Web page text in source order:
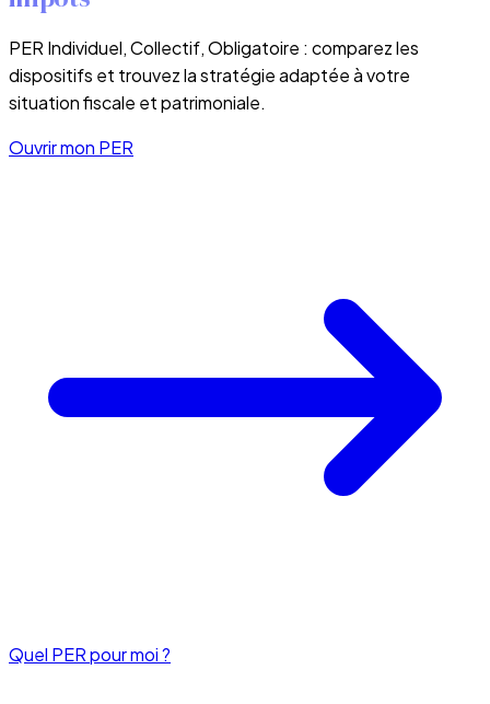
PER Individuel, Collectif, Obligatoire : comparez les
dispositifs et trouvez la stratégie adaptée à votre
situation fiscale et patrimoniale.
Ouvrir mon PER
Quel PER pour moi ?